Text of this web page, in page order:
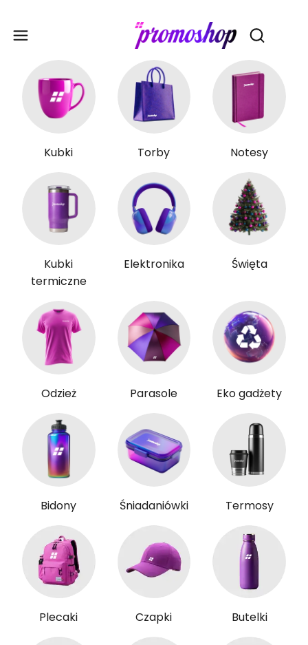
Otwórz
Kubki Torby Notesy
Kubki
termiczne
Elektronika Święta
Odzież Parasole Eko gadżety
Bidony Śniadaniówki Termosy
Plecaki Czapki Butelki